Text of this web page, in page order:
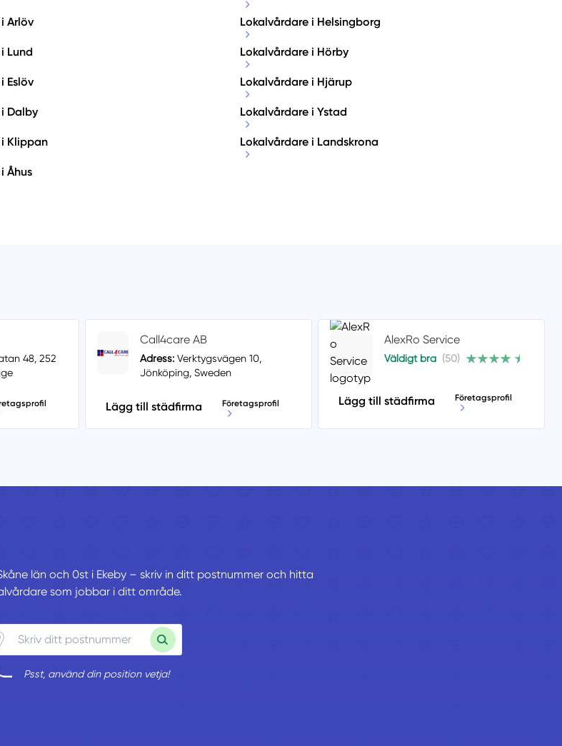
Arlöv Lokalvårdare i Helsingborg
Lund Lokalvårdare i Hörby
Eslöv Lokalvårdare i Hjärup
Dalby Lokalvårdare i Ystad
Klippan Lokalvårdare i Landskrona
Åhus
48, 252
Call4care AB
Adress: Verktygsvägen 10,
Jönköping, Sweden
Lägg till städfirma Företagsprofil
AlexRo Service
Väldigt bra (50)
Lägg till städfirma Företagsprofil
län och 0st i Ekeby – skriv in ditt postnummer och hitta
som jobbar i ditt område.
Psst, använd din position vetja!